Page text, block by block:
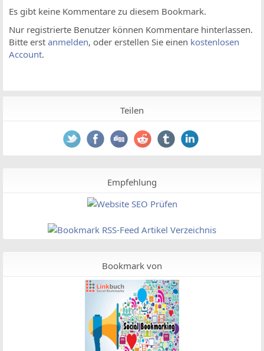
Es gibt keine Kommentare zu diesem Bookmark.
Nur registrierte Benutzer können Kommentare hinterlassen.
Bitte erst anmelden, oder erstellen Sie einen kostenlosen
Account.
Teilen
Empfehlung
Bookmark von